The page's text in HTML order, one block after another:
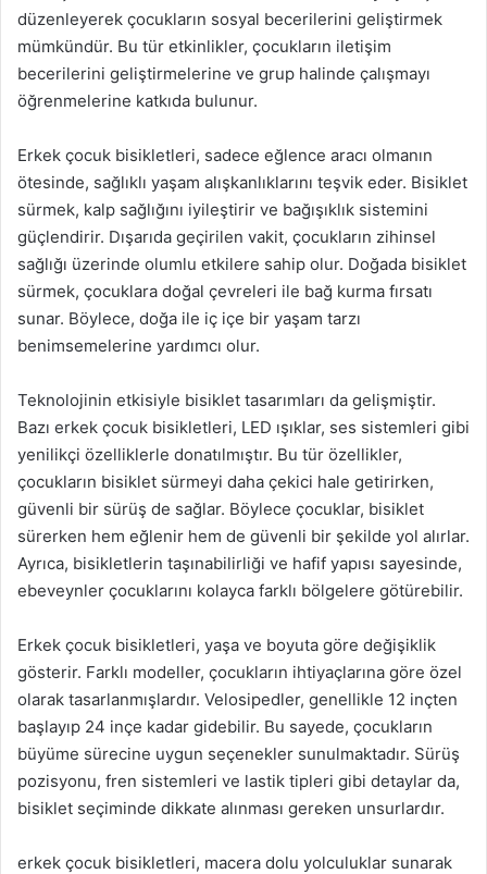
düzenleyerek çocukların sosyal becerilerini geliştirmek
mümkündür. Bu tür etkinlikler, çocukların iletişim
becerilerini geliştirmelerine ve grup halinde çalışmayı
öğrenmelerine katkıda bulunur.
Erkek çocuk bisikletleri, sadece eğlence aracı olmanın
ötesinde, sağlıklı yaşam alışkanlıklarını teşvik eder. Bisiklet
sürmek, kalp sağlığını iyileştirir ve bağışıklık sistemini
güçlendirir. Dışarıda geçirilen vakit, çocukların zihinsel
sağlığı üzerinde olumlu etkilere sahip olur. Doğada bisiklet
sürmek, çocuklara doğal çevreleri ile bağ kurma fırsatı
sunar. Böylece, doğa ile iç içe bir yaşam tarzı
benimsemelerine yardımcı olur.
Teknolojinin etkisiyle bisiklet tasarımları da gelişmiştir.
Bazı erkek çocuk bisikletleri, LED ışıklar, ses sistemleri gibi
yenilikçi özelliklerle donatılmıştır. Bu tür özellikler,
çocukların bisiklet sürmeyi daha çekici hale getirirken,
güvenli bir sürüş de sağlar. Böylece çocuklar, bisiklet
sürerken hem eğlenir hem de güvenli bir şekilde yol alırlar.
Ayrıca, bisikletlerin taşınabilirliği ve hafif yapısı sayesinde,
ebeveynler çocuklarını kolayca farklı bölgelere götürebilir.
Erkek çocuk bisikletleri, yaşa ve boyuta göre değişiklik
gösterir. Farklı modeller, çocukların ihtiyaçlarına göre özel
olarak tasarlanmışlardır. Velosipedler, genellikle 12 inçten
başlayıp 24 inçe kadar gidebilir. Bu sayede, çocukların
büyüme sürecine uygun seçenekler sunulmaktadır. Sürüş
pozisyonu, fren sistemleri ve lastik tipleri gibi detaylar da,
bisiklet seçiminde dikkate alınması gereken unsurlardır.
erkek çocuk bisikletleri, macera dolu yolculuklar sunarak